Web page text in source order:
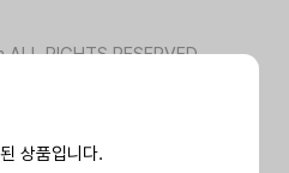
상품입니다.
RIGHTS RESERVED